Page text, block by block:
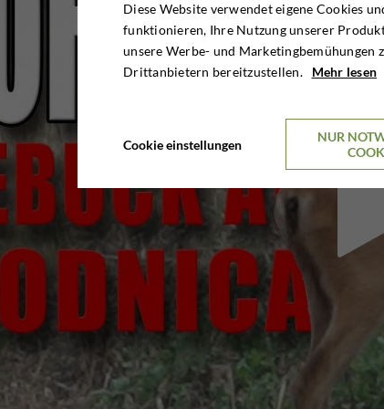
Diese Website verwendet eigene Cookies
funktionieren, Ihre Nutzung unserer
unsere Werbe- und Marketingbemühungen
Drittanbietern bereitzustellen. Mehr lesen
Cookie einstellungen
NUR